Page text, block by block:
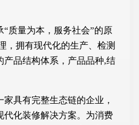
质量为本，服务社会”的原
，拥有现代化的生产、检测
产品结构体系，产品品种,结
具有完整生态链的企业，
代化装修解决方案。为消费